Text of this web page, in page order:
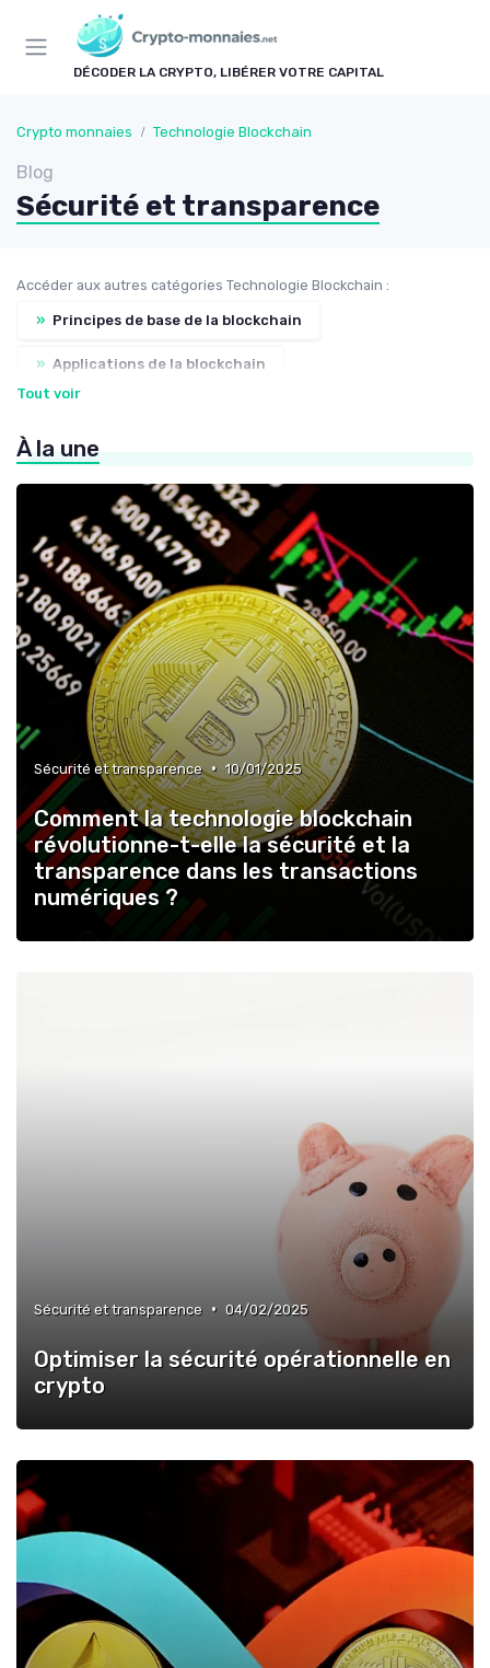
DÉCODER LA CRYPTO, LIBÉRER VOTRE CAPITAL
Crypto monnaies Technologie Blockchain
Blog
Sécurité et transparence
Accéder aux autres catégories Technologie Blockchain :
» Principes de base de la blockchain
» Applications de la blockchain
» Blockchain et industries
Tout voir
À la une
Sécurité et transparence • 10/01/2025
Comment la technologie blockchain
révolutionne-t-elle la sécurité et la
transparence dans les transactions
numériques ?
Sécurité et transparence • 04/02/2025
Optimiser la sécurité opérationnelle en
crypto
Panneau de gestion des cookies